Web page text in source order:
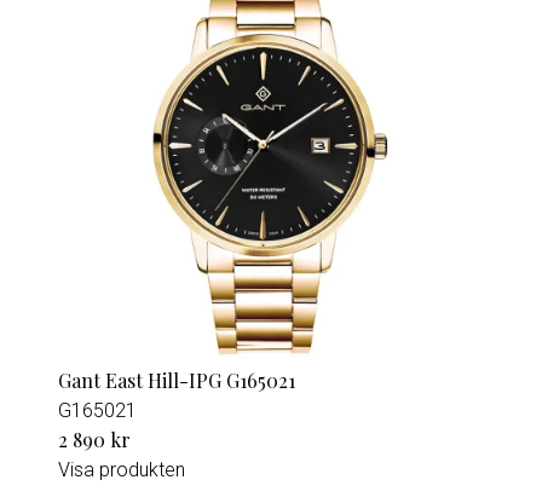
Gant East Hill-IPG G165021
G165021
2 890 kr
Visa produkten